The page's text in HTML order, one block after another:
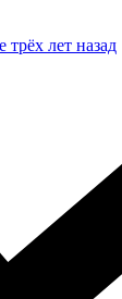
трёх лет назад